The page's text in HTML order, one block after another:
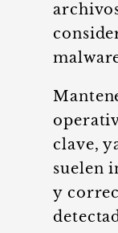
clave,
suelen
y